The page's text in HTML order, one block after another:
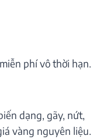
phí vô thời hạn.
dạng, gãy, nứt,
vàng nguyên liệu.